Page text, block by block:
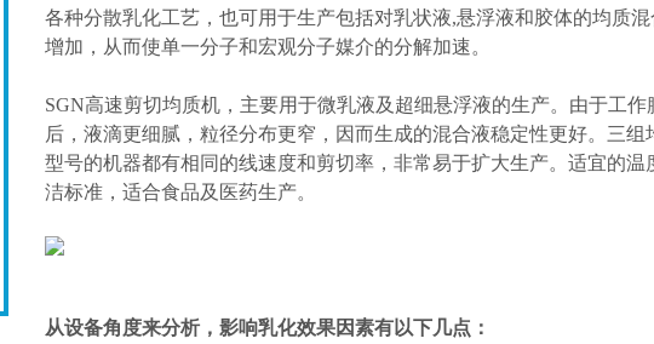
各种分散乳化工艺，也可用于生产包括对乳状液,悬浮液和胶体的均质
增加，从而使单一分子和宏观分子媒介的分解加速。
SGN高速剪切均质机，主要用于微乳液及超细悬浮液的生产。由于工
后，液滴更细腻，粒径分布更窄，因而生成的混合液稳定性更好。三
型号的机器都有相同的线速度和剪切率，非常易于扩大生产。适宜的
洁标准，适合食品及医药生产。
从设备角度来分析，影响乳化效果因素有以下几点：